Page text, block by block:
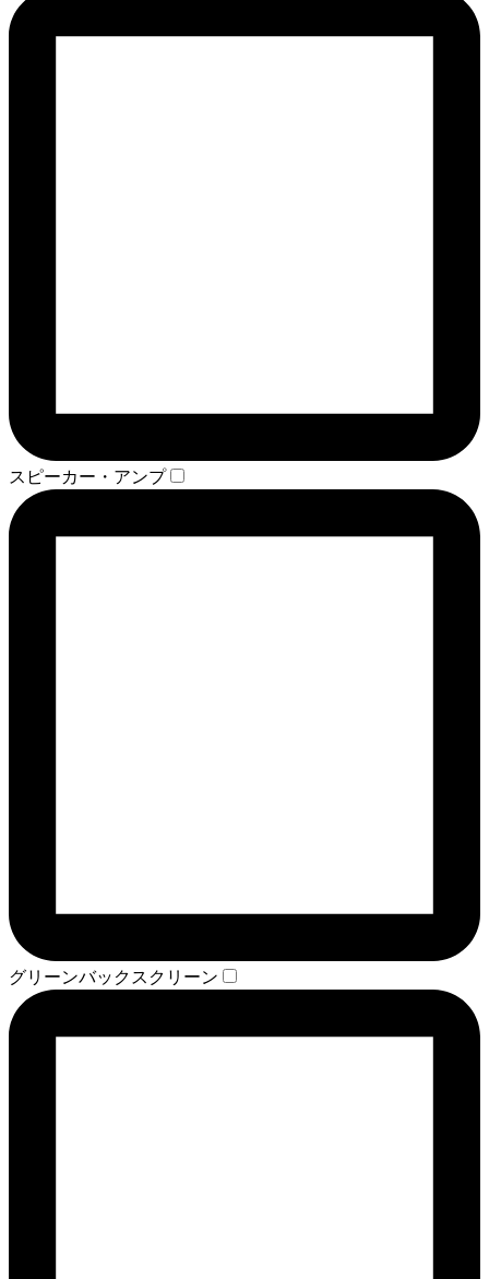
スピーカー・アンプ
グリーンバックスクリーン